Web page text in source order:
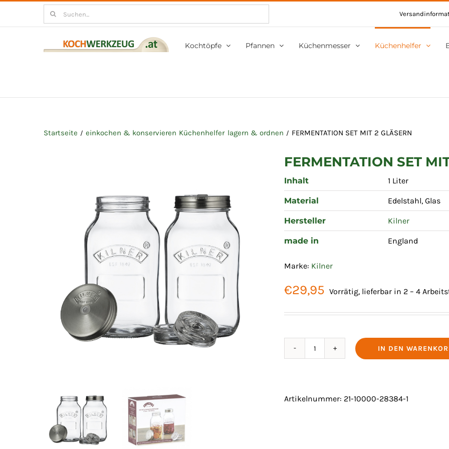
Suchen
nach:
Kochtöpfe Pfannen Küchenmesser Küchenhelfer
Startseite einkochen & konservieren Küchenhelfer lagern & ordnen FERMENTATION SET MIT 2 GLÄSERN
FERMENTATION SET
Inhalt 1 Liter
Material Edelstahl, Glas
Hersteller Kilner
made in England
Marke: Kilner
€29,95 Vorrätig, lieferbar in 2 – 4
FERMENTATION
2
IN DEN
Artikelnummer: 21-10000-28384-1